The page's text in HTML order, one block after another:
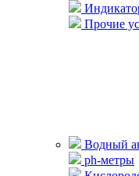
Прочие
Водный
ph-метры